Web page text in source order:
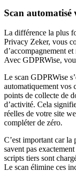
Scan automatisé
La différence la plus
Privacy Zeker, vous
d’accompagnement
Avec GDPRWise,
Le scan GDPRWise
automatiquement vos
points de collecte de
d’activité. Cela
réelles de votre site
compléter de zéro.
C’est important car la
savent pas
scripts tiers sont
Le scan élimine ces